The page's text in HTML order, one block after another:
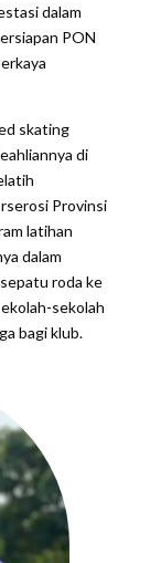
dalam
PON
skating
di
Provinsi
latihan
dalam
roda ke
sekolah
bagi klub.